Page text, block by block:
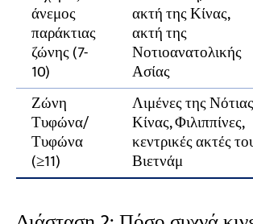
άνεμος
παράκτιας
ζώνης (7-
10)
ακτή της Κίνας,
ακτή της
Νοτιοανατολικής
Ασίας
Ζώνη
Τυφώνα/
Τυφώνα
(≥11)
Λιμένες της Νότιας
Κίνας, Φιλιππίνες,
κεντρικές ακτές
Βιετνάμ